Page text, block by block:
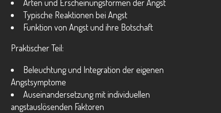
Arten und Erscheinungsformen der Angst
Typische Reaktionen bei Angst
Funktion von Angst und ihre Botschaft
Praktischer Teil:
Beleuchtung und Integration der eigenen
Angstsymptome
Auseinandersetzung mit individuellen
angstauslösenden Faktoren